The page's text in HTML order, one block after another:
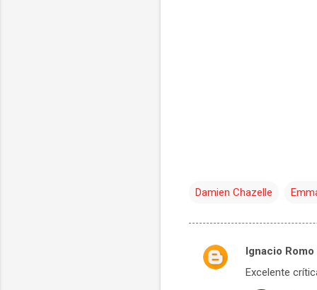
Damien Chazelle
C
Ignacio Romo
Excelente